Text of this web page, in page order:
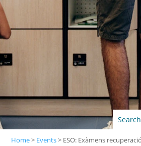
Home> Events> ESO: Exàmens